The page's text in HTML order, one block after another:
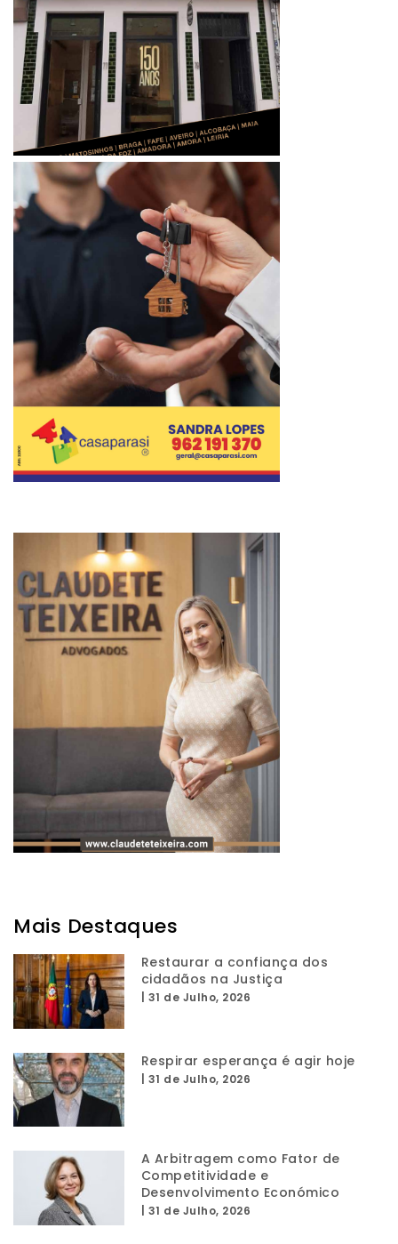
Mais Destaques
Restaurar a confiança dos
cidadãos na Justiça
31 de Julho, 2026
Respirar esperança é agir hoje
31 de Julho, 2026
A Arbitragem como Fator de
Competitividade e
Desenvolvimento Económico
31 de Julho, 2026